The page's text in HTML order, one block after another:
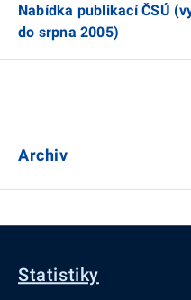
Nabídka publikací ČSÚ
do srpna 2005)
Archiv
Statistiky